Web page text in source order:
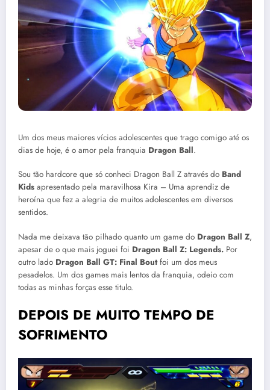
Um dos meus maiores vícios adolescentes que trago comigo até os
dias de hoje, é o amor pela franquia Dragon Ball.
Sou tão hardcore que só conheci Dragon Ball Z através do Band
Kids apresentado pela maravilhosa Kira – Uma aprendiz de
heroína que fez a alegria de muitos adolescentes em diversos
sentidos.
Nada me deixava tão pilhado quanto um game do Dragon Ball Z,
apesar de o que mais joguei foi Dragon Ball Z: Legends. Por
outro lado Dragon Ball GT: Final Boutfoi um dos meus
pesadelos. Um dos games mais lentos da franquia, odeio com
todas as minhas forças esse titulo.
DEPOIS DE MUITO TEMPO DE
SOFRIMENTO